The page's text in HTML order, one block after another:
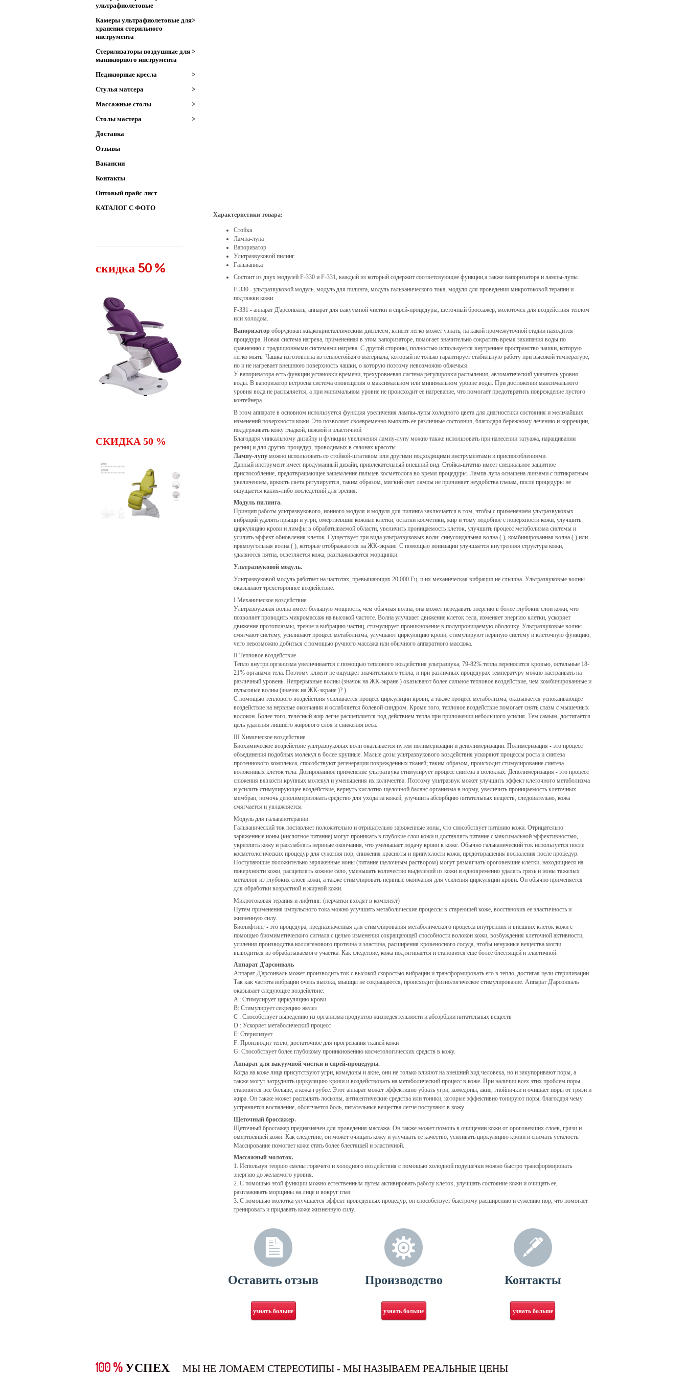
ультрафиолетовые
>
Камеры ультрафиолетовые для
хранения стерильного
инструмента
>
Стерилизаторы воздушные для
маникюрного инструмента
>
Педикюрные кресла
>
Стулья матсера
>
Массажные столы
>
Столы мастера
Доставка
Отзывы
Вакансии
Контакты
Оптовый прайс лист
КАТАЛОГ С ФОТО
скидка 50 %
СКИДКА 50 %
Характеристики товара:
Стойка
Лампа-лупа
Вапоризатор
Ультразвуковой пилинг
Гальваника
Состоит из двух модулей F-330 и F-331, каждый из который содержит соответсвующие функции,а также вапоризатора и лампы-лупы.
F-330 - ультразвуковой модуль, модуль для пилинга, модуль гальванического тока, модуля для проведения микротоковой терапии и
подтяжки кожи
F-331 - аппарат Д'арсонваль, аппарат для вакуумной чистки и спрей-процедуры, щеточный броссажер, молоточек для воздействия теплом
или холодом.
Вапоризатор оборудован жидкокристаллическим дисплеем; клиент легко может узнать, на какой промежуточной стадии находится
процедура. Новая система нагрева, примененная в этом вапоризаторе, помогает значительно сократить время закипания воды по
сравнению с традиционными системами нагрева. С другой стороны, полностью используется внутреннее пространство чашки, которую
легко мыть. Чашка изготовлена из теплостойкого материала, который не только гарантирует стабильную работу при высокой температуре,
но и не нагревает внешнюю поверхность чашки, о которую поэтому невозможно обжечься.
У вапоризатора есть функции установки времени, трехуровневая система регулировки распыления, автоматический указатель уровня
воды. В вапоризатор встроена система оповещения о максимальном или минимальном уровне воды. При достижении максимального
уровня вода не распыляется, а при минимальном уровне не происходит ее нагревание, что помогает предотвратить повреждение пустого
контейнера.
В этом аппарате в основном используется функция увеличения лампы-лупы холодного цвета для диагностики состояния и мельчайших
изменений поверхности кожи. Это позволяет своевременно выявить ее различные состояния, благодаря бережному лечению и коррекции,
поддерживать кожу гладкой, нежной и эластичной
Благодаря уникальному дизайну и функции увеличения лампу-лупу можно также использовать при нанесении татуажа, наращивании
ресниц и для других процедур, проводимых в салонах красоты.
Лампу-лупу можно использовать со стойкой-штативом или другими подходящими инструментами и приспособлениями.
Данный инструмент имеет продуманный дизайн, привлекательный внешний вид. Стойка-штатив имеет специальное защитное
приспособление, предотвращающее защемление пальцев косметолога во время процедуры. Лампа-лупа оснащена линзами с пятикратным
увеличением, яркость света регулируется, таким образом, мягкий свет лампы не причиняет неудобства глазам, после процедуры не
ощущается каких-либо последствий для зрения.
Модуль пилинга.
Принцип работы ультразвукового, ионного модуля и модуля для пилинга заключается в том, чтобы с применением ультразвуковых
вибраций удалять прыщи и угри, омертвевшие кожные клетки, остатки косметики, жир и тому подобное с поверхности кожи, улучшить
циркуляцию крови и лимфы в обрабатываемой области, увеличить проницаемость клеток, улучшить процесс метаболизма системы и
усилить эффект обновления клеток. Существует три вида ультразвуковых волн: синусоидальная волна ( ), комбинированная волна ( ) или
прямоугольная волна ( ), которые отображаются на ЖК-экране. С помощью ионизации улучшается внутренняя структура кожи,
удаляются пятна, осветляется кожа, разглаживаются морщинки.
Ультразвуковой модуль.
Ультразвуковой модуль работает на частотах, превышающих 20 000 Гц, и их механическая вибрация не слышна. Ультразвуковые волны
оказывают трехстороннее воздействие.
I Механическое воздействие
Ультразвуковая волна имеет большую мощность, чем обычная волна, она может передавать энергию в более глубокие слои кожи, что
позволяет проводить микромассаж на высокой частоте. Волна улучшает движение клеток тела, изменяет энергию клетки, ускоряет
движение протоплазмы, трение и вибрацию частиц, стимулирует проникновение в полупроницаемую оболочку. Ультразвуковые волны
смягчают систему, усиливают процесс метаболизма, улучшают циркуляцию крови, стимулируют нервную систему и клеточную функцию,
чего невозможно добиться с помощью ручного массажа или обычного аппаратного массажа.
II Тепловое воздействие
Тепло внутри организма увеличивается с помощью теплового воздействия ультразвука, 79-82% тепла переносится кровью, остальные 18-
21% органами тела. Поэтому клиент не ощущает значительного тепла, и при различных процедурах температуру можно настраивать на
различный уровень. Непрерывные волны (значок на ЖК-экране ) оказывают более сильное тепловое воздействие, чем комбинированные и
пульсовые волны (значок на ЖК-экране )? ).
С помощью теплового воздействия усиливается процесс циркуляции крови, а также процесс метаболизма, оказывается успокаивающее
воздействие на нервные окончания и ослабляется болевой синдром. Кроме того, тепловое воздействие помогает снять спазм с мышечных
волокон. Более того, телесный жир легче расщепляется под действием тепла при приложении небольшого усилия. Тем самым, достигается
цель удаления лишнего жирового слоя и снижения веса.
III Химическое воздействие
Биохимическое воздействие ультразвуковых волн оказывается путем полимеризации и деполимеризации. Полимеризация - это процесс
объединения подобных молекул в более крупные. Малые дозы ультразвукового воздействия ускоряют процессы роста и синтеза
протеинового комплекса, способствуют регенерации поврежденных тканей; таким образом, происходит стимулирование синтеза
волоконных клеток тела. Дозированное применение ультразвука стимулирует процесс синтеза в волокнах. Деполимеризация - это процесс
снижения вязкости крупных молекул и уменьшения их количества. Поэтому ультразвук может улучшить эффект клеточного метаболизма
и усилить стимулирующее воздействие, вернуть кислотно-щелочной баланс организма в норму, увеличить проницаемость клеточных
мембран, помочь деполимеризовать средство для ухода за кожей, улучшить абсорбцию питательных веществ, следовательно, кожа
смягчается и увлажняется.
Модуль для гальванотерапии.
Гальванический ток поставляет положительно и отрицательно заряженные ионы, что способствует питанию кожи. Отрицательно
заряженные ионы (кислотное питание) могут проникать в глубокие слои кожи и доставлять питание с максимальной эффективностью,
укреплять кожу и расслаблять нервные окончания, что уменьшает подачу крови к коже. Обычно гальванический ток используется после
косметологических процедур для сужения пор, снижения красноты и припухлости кожи, предотвращения воспаления после процедур.
Поступающие положительно заряженные ионы (питание щелочным раствором) могут размягчать ороговевшие клетки, находящиеся на
поверхности кожи, расщеплять кожное сало, уменьшать количество выделений из кожи и одновременно удалять грязь и ионы тяжелых
металлов из глубоких слоев кожи, а также стимулировать нервные окончания для усиления циркуляции крови. Он обычно применяется
для обработки возрастной и жирной кожи.
Микротоковая терапия и лифтинг. (перчатки входят в комплект)
Путем применения импульсного тока можно улучшить метаболические процессы в стареющей коже, восстановив ее эластичность и
жизненную силу.
Биолифтинг - это процедура, предназначенная для стимулирования метаболического процесса внутренних и внешних клеток кожи с
помощью биомиметического сигнала с целью изменения сокращающей способности волокон кожи, возбуждения клеточной активности,
усиления производства коллагенового протеина и эластина, расширения кровеносного сосуда, чтобы ненужные вещества могли
выводиться из обрабатываемого участка. Как следствие, кожа подтягивается и становится еще более блестящей и эластичной.
Аппарат Д'арсонваль
Аппарат Д'арсонваль может производить ток с высокой скоростью вибрации и трансформировать его в тепло, достигая цели стерилизации.
Так как частота вибрации очень высока, мышцы не сокращаются, происходит физиологическое стимулирование. Аппарат Д'арсонваль
оказывает следующее воздействие:
A : Стимулирует циркуляцию крови
B: Стимулирует секрецию желез
C : Способствует выведению из организма продуктов жизнедеятельности и абсорбции питательных веществ
D : Ускоряет метаболический процесс
E: Стерилизует
F: Производит тепло, достаточное для прогревания тканей кожи
G: Способствует более глубокому проникновению косметологических средств в кожу.
Аппарат для вакуумной чистки и спрей-процедуры.
Когда на коже лица присутствуют угри, комедоны и акне, они не только влияют на внешний вид человека, но и закупоривают поры, а
также могут затруднять циркуляцию крови и воздействовать на метаболический процесс в коже. При наличии всех этих проблем поры
становятся все больше, а кожа грубее. Этот аппарат может эффективно убрать угри, комедоны, акне, гнойнички и очищает поры от грязи и
жира. Он также может распылять лосьоны, антисептические средства или тоники, которые эффективно тонируют поры, благодаря чему
устраняется воспаление, облегчается боль, питательные вещества легче поступают в кожу.
Щеточный броссажер.
Щеточный броссажер предназначен для проведения массажа. Он также может помочь в очищении кожи от ороговевших слоев, грязи и
омертвевшей кожи. Как следствие, он может очищать кожу и улучшать ее качество, усиливать циркуляцию крови и снимать усталость.
Массирование помогает коже стать более блестящей и эластичной.
Массажный молоток.
1. Используя теорию смены горячего и холодного воздействия с помощью холодной подушечки можно быстро трансформировать
энергию до желаемого уровня.
2. С помощью этой функции можно естественным путем активировать работу клеток, улучшать состояние кожи и очищать ее,
разглаживать морщины на лице и вокруг глаз.
3. С помощью молотка улучшается эффект проведенных процедур, он способствует быстрому расширению и сужению пор, что помогает
тренировать и придавать коже жизненную силу.
Оставить отзыв
узнать больше
Производство
узнать больше
Контакты
узнать больше
100 %УСПЕХ МЫ НЕ ЛОМАЕМ СТЕРЕОТИПЫ - МЫ НАЗЫВАЕМ РЕАЛЬНЫЕ ЦЕНЫ